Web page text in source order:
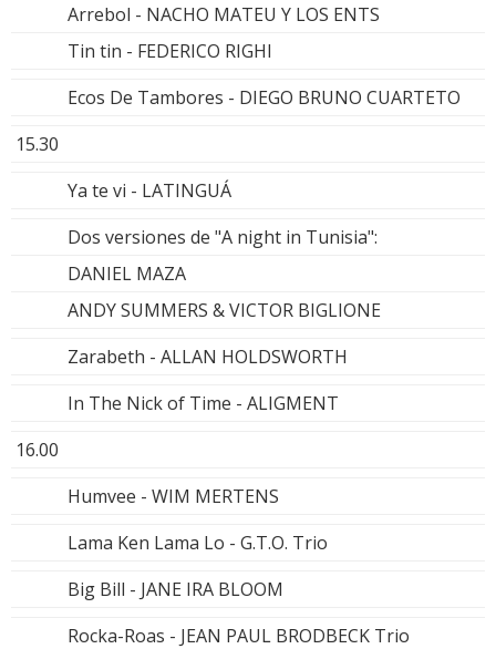
Arrebol - NACHO MATEU Y LOS ENTS
Tin tin - FEDERICO RIGHI
Ecos De Tambores - DIEGO BRUNO CUARTETO
15.30
Ya te vi - LATINGUÁ
Dos versiones de "A night in Tunisia":
DANIEL MAZA
ANDY SUMMERS & VICTOR BIGLIONE
Zarabeth - ALLAN HOLDSWORTH
In The Nick of Time - ALIGMENT
16.00
Humvee - WIM MERTENS
Lama Ken Lama Lo - G.T.O. Trio
Big Bill - JANE IRA BLOOM
Rocka-Roas - JEAN PAUL BRODBECK Trio